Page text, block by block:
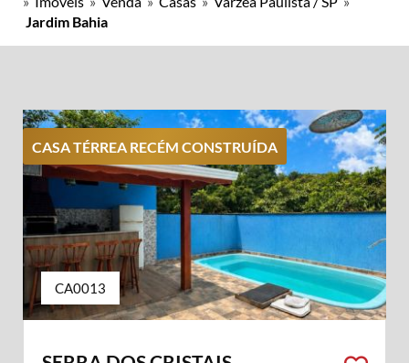
Jardim Bahia
CASA TÉRREA RECÉM CONSTRUÍDA
CA0013